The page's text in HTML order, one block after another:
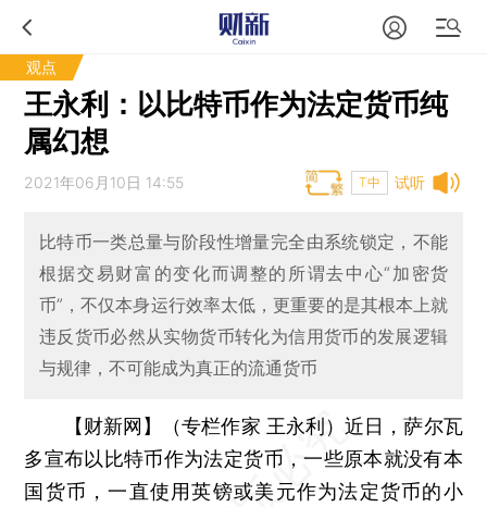
观点
王永利：以比特币作为法定货币纯
属幻想
试听
2021年06月10日 14:55 T中
比特币一类总量与阶段性增量完全由系统锁定，不能
根据交易财富的变化而调整的所谓去中心“加密货
币”，不仅本身运行效率太低，更重要的是其根本上就
违反货币必然从实物货币转化为信用货币的发展逻辑
与规律，不可能成为真正的流通货币
【财新网】（专栏作家 王永利）近日，萨尔瓦
多宣布以比特币作为法定货币，一些原本就没有本
国货币，一直使用英镑或美元作为法定货币的小